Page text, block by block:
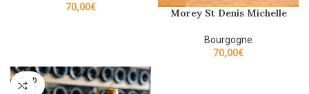
70,00€
Morey St Denis Michelle
Bourgogne
70,00€
SOLD
OUT